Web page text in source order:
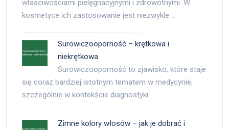
właściwościami pielęgnacyjnymi i zdrowotnymi. W
kosmetyce ich zastosowanie jest niezwykle …
Surowiczooporność – krętkowa i
niekrętkowa
Surowiczooporność to zjawisko, które staje
się coraz bardziej istotnym tematem w medycynie,
szczególnie w kontekście diagnostyki …
Zimne kolory włosów – jak je dobrać i